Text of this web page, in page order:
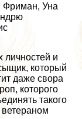
Фриман, Уна
личностей и
который
даже свора
которого
такого